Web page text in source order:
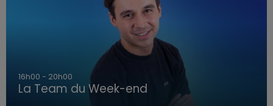
7h00 - 12h00
La Team du Week-end